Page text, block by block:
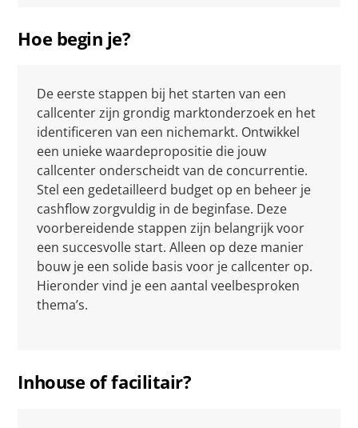
Hoe begin je?
De eerste stappen bij het starten van een
callcenter zijn grondig marktonderzoek en het
identificeren van een nichemarkt. Ontwikkel
een unieke waardepropositie die jouw
callcenter onderscheidt van de concurrentie.
Stel een gedetailleerd budget op en beheer je
cashflow zorgvuldig in de beginfase. Deze
voorbereidende stappen zijn belangrijk voor
een succesvolle start. Alleen op deze manier
bouw je een solide basis voor je callcenter op.
Hieronder vind je een aantal veelbesproken
thema’s.
Inhouse of facilitair?